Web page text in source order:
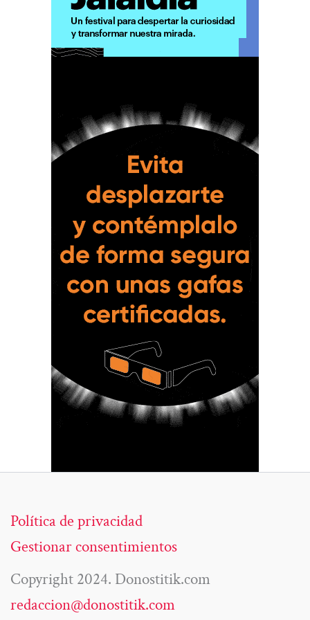
Política de privacidad
Gestionar consentimientos
Copyright 2024. Donostitik.com
redaccion@donostitik.com